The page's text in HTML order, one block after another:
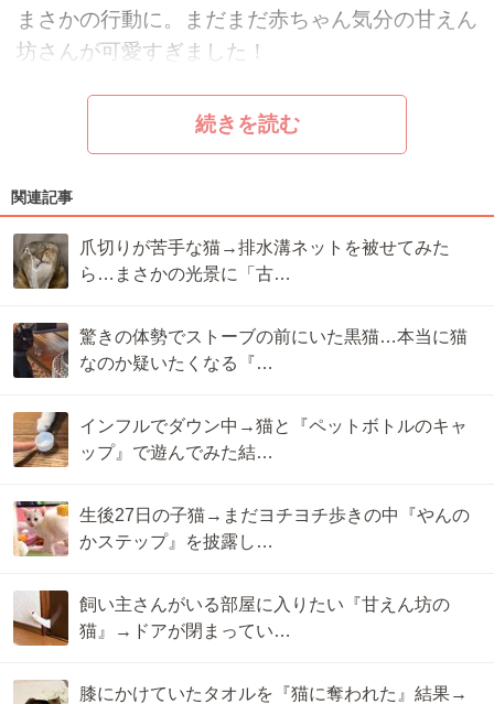
まさかの行動に。まだまだ赤ちゃん気分の甘えん
坊さんが可愛すぎました！
続きを読む
関連記事
爪切りが苦手な猫→排水溝ネットを被せてみた
ら…まさかの光景に「古…
驚きの体勢でストーブの前にいた黒猫…本当に猫
なのか疑いたくなる『…
インフルでダウン中→猫と『ペットボトルのキャ
ップ』で遊んでみた結…
生後27日の子猫→まだヨチヨチ歩きの中『やんの
かステップ』を披露し…
飼い主さんがいる部屋に入りたい『甘えん坊の
猫』→ドアが閉まってい…
膝にかけていたタオルを『猫に奪われた』結果→